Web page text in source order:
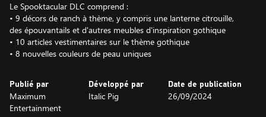
Le Spooktacular DLC comprend :
• 9 décors de ranch à thème, y compris une lanterne citrouille,
des épouvantails et d'autres meubles d'inspiration gothique
• 10 articles vestimentaires sur le thème gothique
• 8 nouvelles couleurs de peau uniques
Publié par
Maximum
Entertainment
Développé par
Italic Pig
Date de publication
26/09/2024